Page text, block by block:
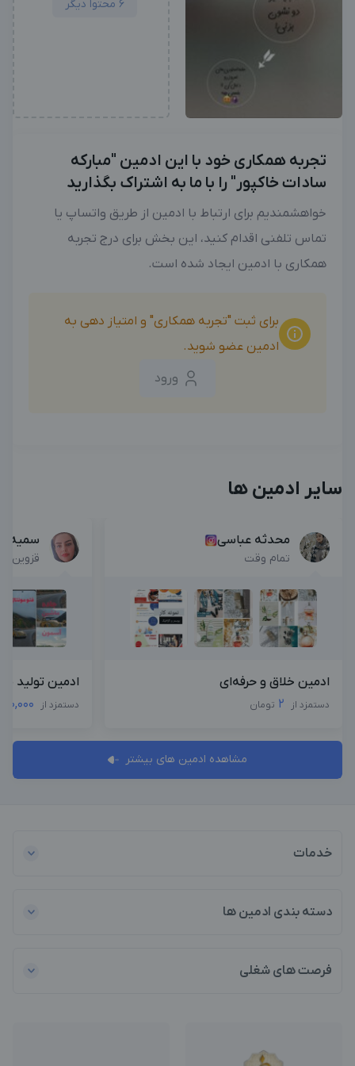
6 محتوا دیگر
تجربه همکاری خود با این ادمین "مبارکه
سادات خاکپور" را با ما به اشتراک بگذارید
خواهشمندیم برای ارتباط با ادمین از طریق واتساپ یا
تماس تلفنی اقدام کنید، این بخش برای درج تجربه
همکاری با ادمین ایجاد شده است.
برای ثبت "تجربه همکاری" و امتیاز دهی به
ادمین عضو شوید.
ورود
سایر ادمین ها
محدثه عباسی
تمام وقت
ادمین خلاق و حرفه‌ای
دستمزد از 2 تومان
سمیه
قزوین ,
ادمین تولید
دستمزد از
مشاهده ادمین های بیشتر
خدمات
دسته بندی ادمین ها
فرصت های شغلی